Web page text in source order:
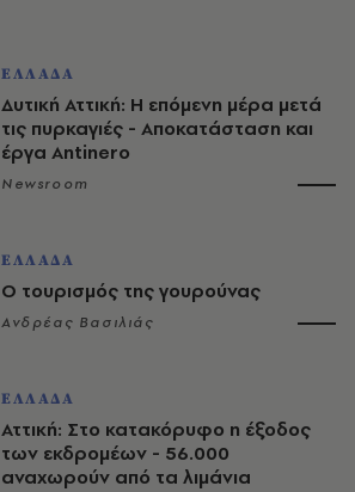
ΕΛΛΑΔΑ
Δυτική Αττική: Η επόμενη μέρα μετά
τις πυρκαγιές - Αποκατάσταση και
έργα Antinero
Newsroom
ΕΛΛΑΔΑ
Ο τουρισμός της γουρούνας
Ανδρέας Βασιλιάς
ΕΛΛΑΔΑ
Αττική: Στο κατακόρυφο η έξοδος
των εκδρομέων - 56.000
αναχωρούν από τα λιμάνια